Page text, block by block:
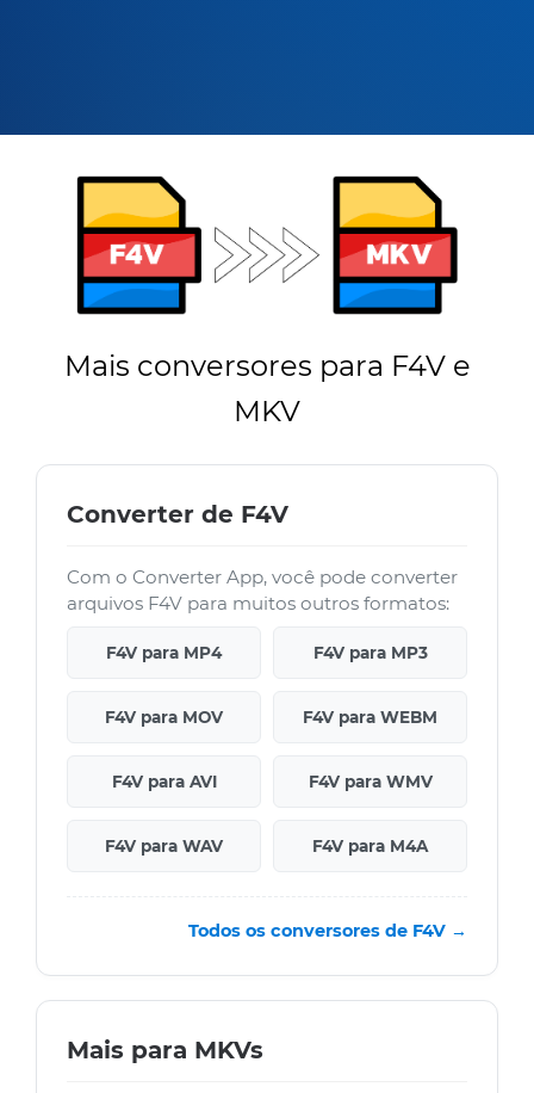
Mais conversores para F4V e
MKV
Converter de F4V
Com o Converter App, você pode converter
arquivos F4V para muitos outros formatos:
F4V para MP4 F4V para MP3
F4V para MOV F4V para WEBM
F4V para AVI F4V para WMV
F4V para WAV F4V para M4A
Todos os conversores de F4V →
Mais para MKVs